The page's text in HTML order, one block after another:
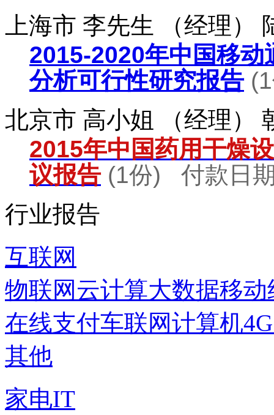
上海市 李先生 （经理）
2015-2020年中国移
分析可行性研究报告(1
北京市 高小姐 （经理）
2015年中国药用干燥
议报告 (1份) 付款日
行业报告
互联网
物联网 云计算大数据移动
在线支付车联网计算机
其他
家电IT